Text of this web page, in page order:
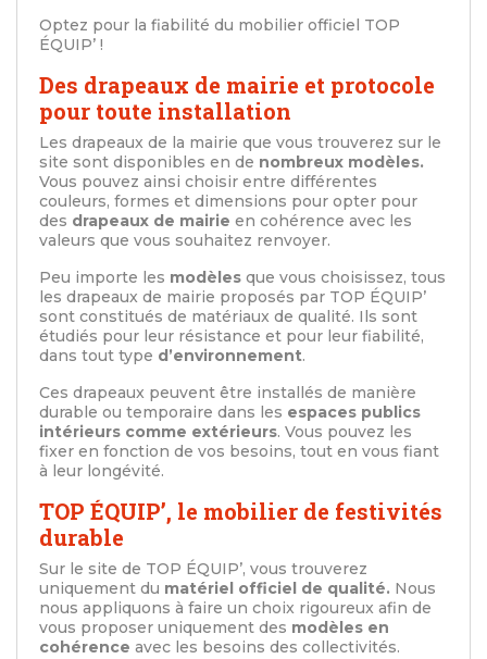
Optez pour la fiabilité du mobilier officiel TOP
ÉQUIP’ !
Des drapeaux de mairie et protocole
pour toute installation
Les drapeaux de la mairie que vous trouverez sur le
site sont disponibles en de nombreux modèles.
Vous pouvez ainsi choisir entre différentes
couleurs, formes et dimensions pour opter pour
des drapeaux de mairie en cohérence avec les
valeurs que vous souhaitez renvoyer.
Peu importe les modèles que vous choisissez, tous
les drapeaux de mairie proposés par TOP ÉQUIP’
sont constitués de matériaux de qualité. Ils sont
étudiés pour leur résistance et pour leur fiabilité,
dans tout type d’environnement.
Ces drapeaux peuvent être installés de manière
durable ou temporaire dans les espaces publics
intérieurs comme extérieurs. Vous pouvez les
fixer en fonction de vos besoins, tout en vous fiant
à leur longévité.
TOP ÉQUIP’, le mobilier de festivités
durable
Sur le site de TOP ÉQUIP’, vous trouverez
uniquement du matériel officiel de qualité. Nous
nous appliquons à faire un choix rigoureux afin de
vous proposer uniquement des modèles en
cohérence avec les besoins des collectivités.